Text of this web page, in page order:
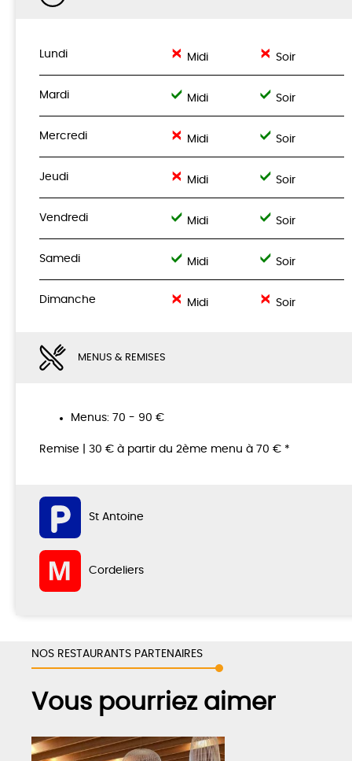
Lundi Midi Soir
Mardi Midi Soir
Mercredi Midi Soir
Jeudi Midi Soir
Vendredi Midi Soir
Samedi Midi Soir
Dimanche Midi Soir
MENUS & REMISES
Menus: 70 - 90 €
Remise | 30 € à partir du 2ème menu à 70 € *
St Antoine
Cordeliers
NOS RESTAURANTS PARTENAIRES
Vous pourriez aimer